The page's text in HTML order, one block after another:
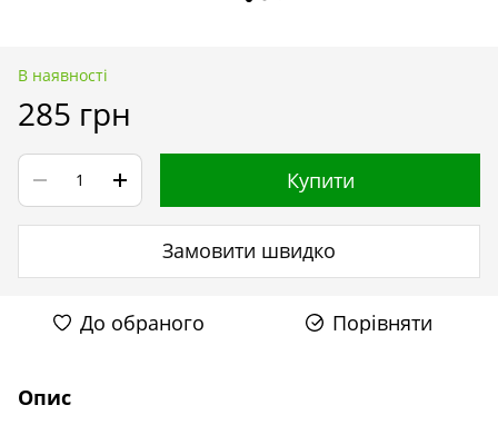
В наявності
285 грн
Купити
Замовити швидко
До обраного Порівняти
Опис